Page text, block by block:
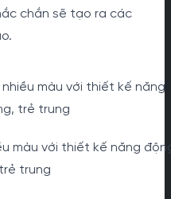
chắn sẽ tạo ra các
màu với thiết kế năng
trẻ trung